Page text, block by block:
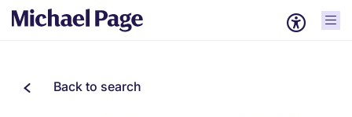
Back to search